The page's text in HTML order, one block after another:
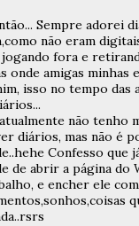
Sempre adorei
não eram
jogando fora e
onde amigas minhas
isso no tempo das
não tenho
diários, mas não é
Confesso que
de abrir a página do
e encher ele